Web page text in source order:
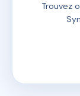
Trouvez